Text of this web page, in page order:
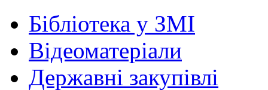
Бібліотека у ЗМІ
Відеоматеріали
Державні закупівлі